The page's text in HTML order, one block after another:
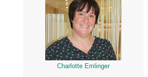
Charlotte Emlinger